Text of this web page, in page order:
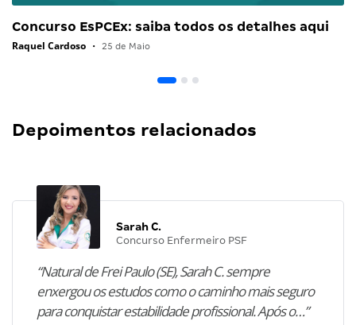
Concurso EsPCEx: saiba todos os detalhes aqui
Raquel Cardoso • 25 de Maio
Depoimentos relacionados
Sarah C.
Concurso Enfermeiro PSF
“Natural de Frei Paulo (SE), Sarah C. sempre
enxergou os estudos como o caminho mais seguro
para conquistar estabilidade profissional. Após o…”